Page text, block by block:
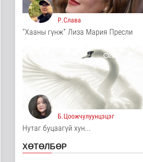
Нийгэм
16 цаг 58 минутын өмнө
НИТХ-ын ээлжит VIII
ирүүлс..
Нийгэм
16 цаг 20 минутын өмнө
ЦАГ АГААР:
Улаанбаатарт шөнөдөө
17 хэм дулаан
Байгаль орчин
250 орчим ж..
Р.Слава
"Хааны гүнж” Лиза Мария Пресли
2026-05-14
Б.Цоожчулуунцэцэг
Нутаг буцаагүй хун...
ХӨТӨЛБӨР